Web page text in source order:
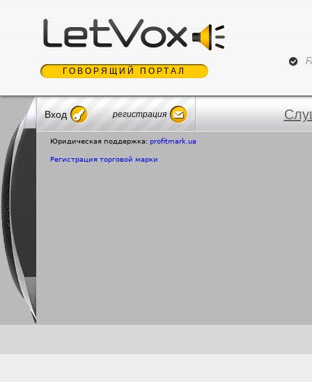
ГОВОРЯЩИЙ ПОРТАЛ
Вход регистрация
Юридическая поддержка: profitmark.ua
Регистрация торговой марки